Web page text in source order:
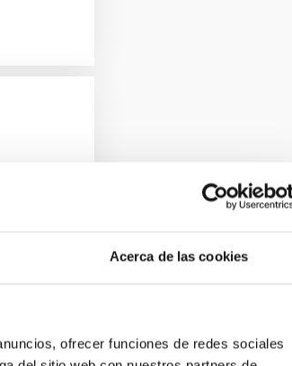
Acerca de las cookies
ofrecer funciones de redes sociales